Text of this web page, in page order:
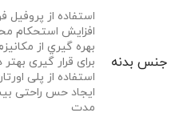
جنس بدنه
استفاده از
افزایش استحکام
بهره گيري از
برای قرار گیری
استفاده از پلی
ایجاد حس راحتی
مدت